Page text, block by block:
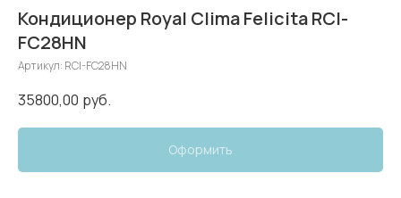
Кондиционер Royal Clima Felicita RCI-
FC28HN
Артикул: RCI-FC28HN
35800,00 руб.
Оформить